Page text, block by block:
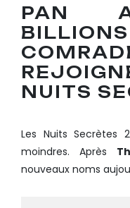
PAN
NUITS
Les Nuits Secrètes
moindres. Après
nouveaux noms